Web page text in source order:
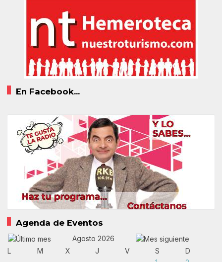
En Facebook...
Agenda de Eventos
Agosto 2026
L
M X J V S
D